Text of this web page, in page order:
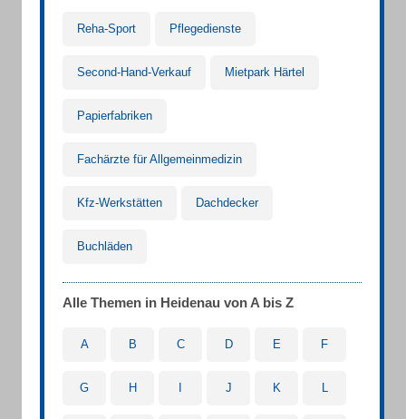
Reha-Sport Pflegedienste
Second-Hand-Verkauf Mietpark Härtel
Papierfabriken
Fachärzte für Allgemeinmedizin
Kfz-Werkstätten Dachdecker
Buchläden
Alle Themen in Heidenau von A bis Z
A B C D E F
G H J K L